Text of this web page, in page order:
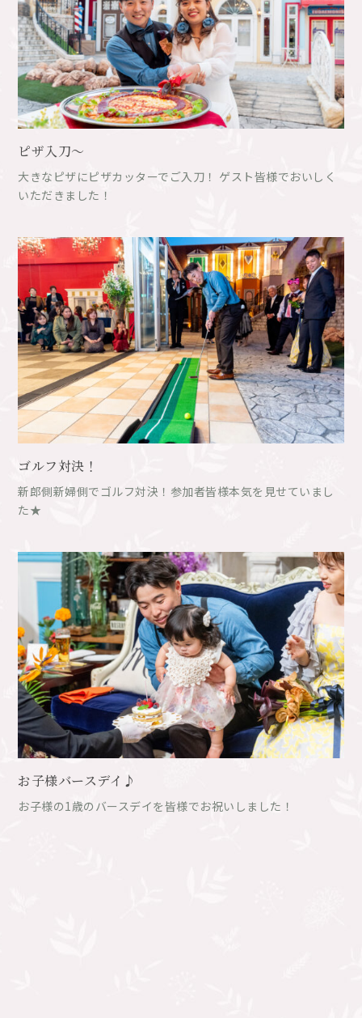
ピザ入刀～
大きなピザにピザカッターでご入刀！ ゲスト皆様でおいしく
いただきました！
ゴルフ対決！
新郎側新婦側でゴルフ対決！参加者皆様本気を見せていまし
た★
お子様バースデイ♪
お子様の1歳のバースデイを皆様でお祝いしました！